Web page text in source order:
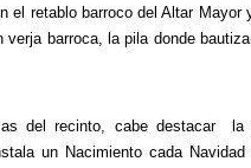
el retablo barroco del Altar Mayor
verja barroca, la pila donde
del recinto, cabe destacar la
un Nacimiento cada